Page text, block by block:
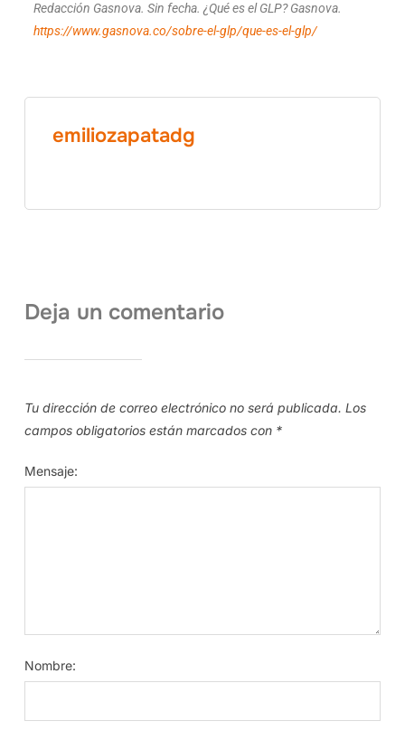
Redacción Gasnova. Sin fecha. ¿Qué es el GLP? Gasnova.
https://www.gasnova.co/sobre-el-glp/que-es-el-glp/
emiliozapatadg
Deja un comentario
Tu dirección de correo electrónico no será publicada. Los
campos obligatorios están marcados con *
Mensaje:
Nombre: